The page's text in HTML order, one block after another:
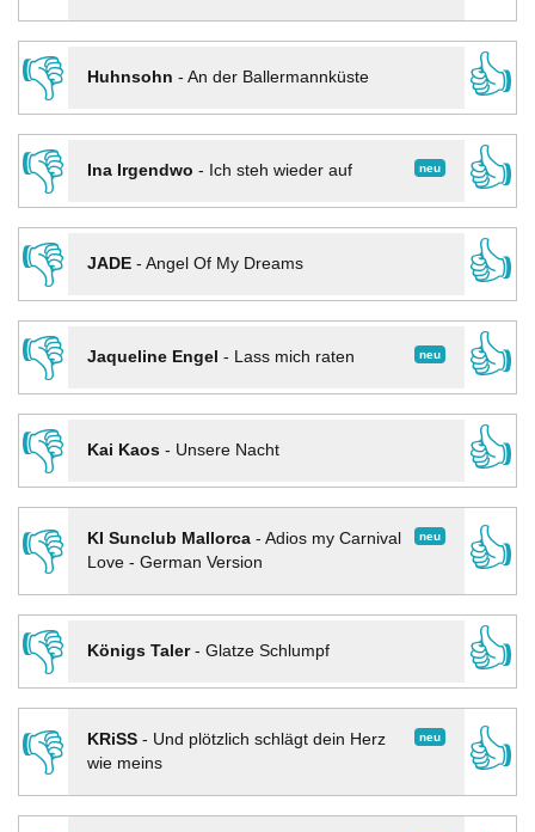
👎
Huhnsohn - An der Ballermannküste
👍
👎
neu
Ina Irgendwo - Ich steh wieder auf
👍
👎
JADE- Angel Of My Dreams
👍
👎
neu
Jaqueline Engel - Lass mich raten
👍
👎
Kai Kaos- Unsere Nacht
👍
👎
neu
KI Sunclub Mallorca- Adios my Carnival
Love - German Version
👍
👎
Königs Taler- Glatze Schlumpf
👍
👎
neu
KRiSS- Und plötzlich schlägt dein Herz
wie meins
👍